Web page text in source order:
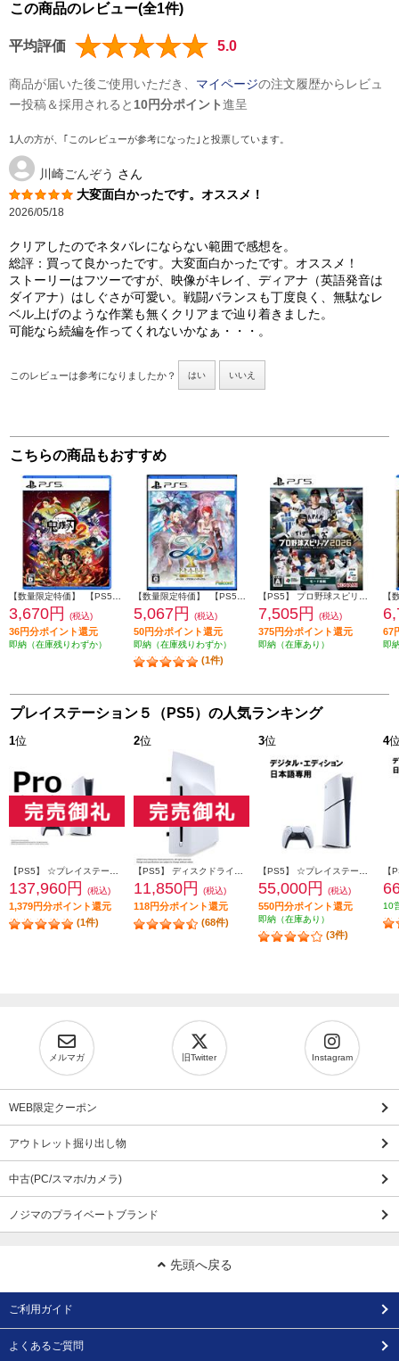
この商品のレビュー(全1件)
平均評価 5.0
商品が届いた後ご使用いただき、 マイページの注文履歴からレビュ
ー投稿＆採用されると 10円分ポイント進呈
1人の方が、｢このレビューが参考になった｣と投票しています。
川崎ごんぞう さん
大変面白かったです。オススメ！
2026/05/18
クリアしたのでネタバレにならない範囲で感想を。
総評：買って良かったです。大変面白かったです。オススメ！
ストーリーはフツーですが、映像がキレイ、ディアナ（英語発音は
ダイアナ）はしぐさが可愛い。戦闘バランスも丁度良く、無駄なレ
ベル上げのような作業も無くクリアまで辿り着きました。
可能なら続編を作ってくれないかなぁ・・・。
このレビューは参考になりましたか？ はい いいえ
こちらの商品もおすすめ
【数量限定特価】 【PS5】 鬼滅の刃 ヒノカミ血風譚2 通常版（特典：みにきゃらイラスト マルチケース[4種セット]付き）
3,670円 (税込)
36円分ポイント還元
即納（在庫残りわずか）
【数量限定特価】 【PS5】 イースX -Proud NORDICS-
5,067円 (税込)
50円分ポイント還元
即納（在庫残りわずか）
(1件)
【PS5】 プロ野球スピリッツ2026
7,505円 (税込)
375円分ポイント還元
即納（在庫あり）
67
即
プレイステーション５（PS5）の人気ランキング
1位
【PS5】 ☆プレイステーション5 Pro本体（N）
137,960円 (税込)
1,379円分ポイント還元
(1件)
2位
【PS5】 ディスクドライブ(Slimモデル用)
11,850円 (税込)
118円分ポイント還元
(68件)
3位
【PS5】 ☆プレイステーション5本体 デジタル・エディション 日本語専用 Console Language: Japanese only
55,000円 (税込)
550円分ポイント還元
即納（在庫あり）
(3件)
4
10
メルマガ 旧Twitter Instagram
WEB限定クーポン
アウトレット掘り出し物
中古(PC/スマホ/カメラ)
ノジマのプライベートブランド
先頭へ戻る
ご利用ガイド
よくあるご質問